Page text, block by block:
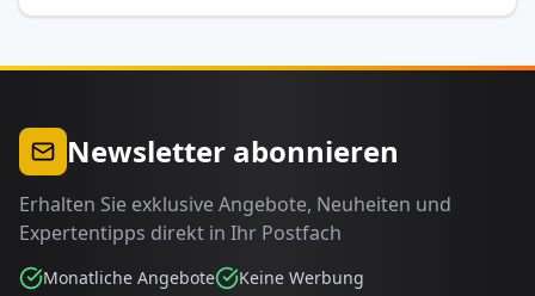
Newsletter abonnieren
Erhalten Sie exklusive Angebote, Neuheiten und
Expertentipps direkt in Ihr Postfach
Monatliche Angebote Keine Werbung